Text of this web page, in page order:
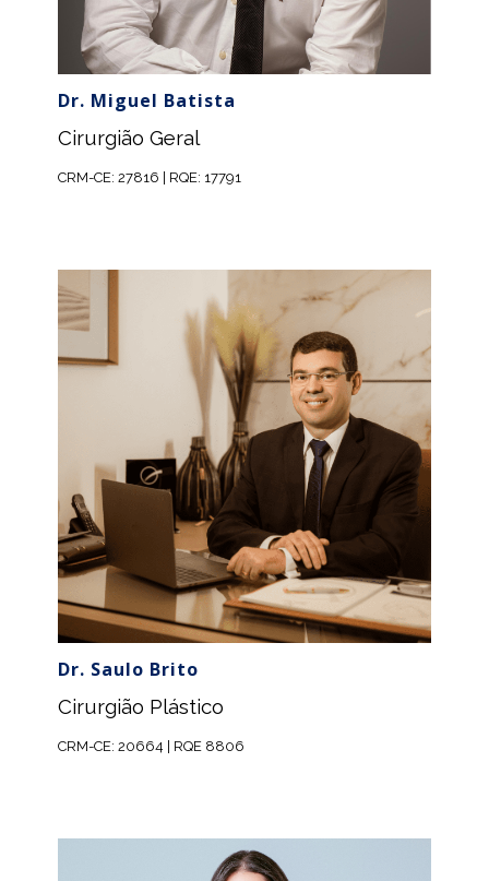
Dr. Miguel Batista
Cirurgião Geral
CRM-CE: 27816 | RQE: 17791
Dr. Saulo Brito
Cirurgião Plástico
CRM-CE: 20664 | RQE 8806